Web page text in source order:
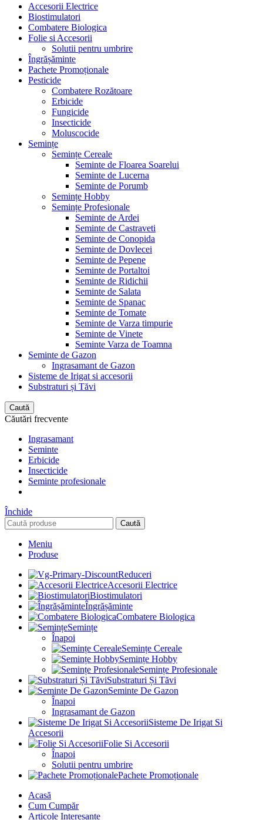
Accesorii Electrice
Biostimulatori
Combatere Biologica
Folie si Accesorii
Solutii pentru umbrire
Îngrășăminte
Pachete Promoționale
Pesticide
Combatere Rozătoare
Erbicide
Fungicide
Insecticide
Moluscocide
Semințe
Semințe Cereale
Seminte de Floarea Soarelui
Seminte de Lucerna
Seminte de Porumb
Semințe Hobby
Semințe Profesionale
Seminte de Ardei
Seminte de Castraveti
Seminte de Conopida
Seminte de Dovlecei
Seminte de Pepene
Seminte de Portaltoi
Seminte de Ridichii
Seminte de Salata
Seminte de Spanac
Seminte de Tomate
Seminte de Varza timpurie
Seminte de Vinete
Seminte Varza de Toamna
Seminte de Gazon
Ingrasamant de Gazon
Sisteme de Irigat si accesorii
Substraturi și Tăvi
Caută
Căutări frecvente
Ingrasamant
Seminte
Erbicide
Insecticide
Seminte profesionale
Închide
Caută
Meniu
Produse
Reduceri
Accesorii Electrice
Biostimulatori
Îngrășăminte
Combatere Biologica
Semințe
Înapoi
Semințe Cereale
Semințe Hobby
Semințe Profesionale
Substraturi Și Tăvi
Seminte De Gazon
Înapoi
Ingrasamant de Gazon
Sisteme De Irigat Si
Accesorii
Folie Si Accesorii
Înapoi
Solutii pentru umbrire
Pachete Promoționale
Acasă
Cum Cumpăr
Articole Interesante